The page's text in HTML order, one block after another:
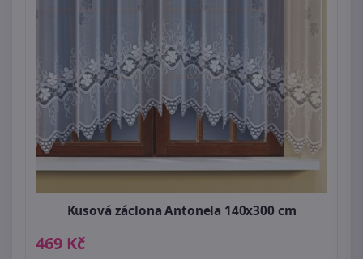
Kusová záclona Antonela 140x300 cm
469 Kč